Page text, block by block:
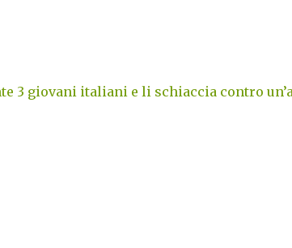
3 giovani italiani e li schiaccia contro